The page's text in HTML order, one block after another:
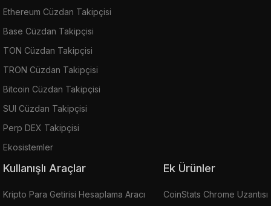
Ethereum Cüzdan Takipçisi
Base Cüzdan Takipçisi
TON Cüzdan Takipçisi
TRON Cüzdan Takipçisi
Bitcoin Cüzdan Takipçisi
SUI Cüzdan Takipçisi
Perp DEX Takipçisi
Ekosistemler
Kullanışlı Araçlar
Kripto Para Getirisi Hesaplama Aracı
Ek Ürünler
CoinStats Chrome Uzantısı